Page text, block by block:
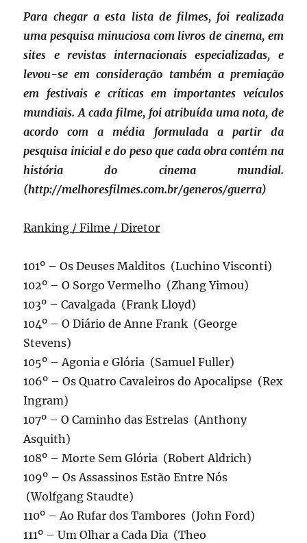
Para chegar a esta lista de filmes, foi realizada
uma pesquisa minuciosa com livros de cinema, em
sites e revistas internacionais especializadas, e
levou-se em consideração também a premiação
em festivais e críticas em importantes veículos
mundiais. A cada filme, foi atribuída uma nota, de
acordo com a média formulada a partir da
pesquisa inicial e do peso que cada obra contém na
história do cinema mundial.
(http://melhoresfilmes.com.br/generos/guerra)
Ranking / Filme / Diretor
101º – Os Deuses Malditos (Luchino Visconti)
102º – O Sorgo Vermelho (Zhang Yimou)
103º – Cavalgada (Frank Lloyd)
104º – O Diário de Anne Frank (George
Stevens)
105º – Agonia e Glória (Samuel Fuller)
106º – Os Quatro Cavaleiros do Apocalipse (Rex
Ingram)
107º – O Caminho das Estrelas (Anthony
Asquith)
108º – Morte Sem Glória (Robert Aldrich)
109º – Os Assassinos Estão Entre Nós
(Wolfgang Staudte)
110º – Ao Rufar dos Tambores (John Ford)
111º – Um Olhar a Cada Dia (Theo